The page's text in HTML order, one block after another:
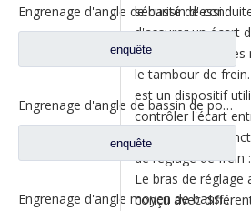
Engrenage d'angle de bassin d'essieu arrière pour pièces de rechange Shamcan AulongTruck 81.35199.6532
enquête
Engrenage d'angle de bassin de pont moyen pour pièces de rechange DZ9112320689 de Shamcan AulongTruck
enquête
Engrenage d'angle moyen de bassin de pont pour les pièces de rechange WG7121320252 de camion de Sinotruk Steyr
sécurité de
d'assurer un écart
approprié entre
le tambour de
est un dispositif
contrôler l'écart
Le principe de
de réglage de frein :
Le bras de réglage
conçu avec